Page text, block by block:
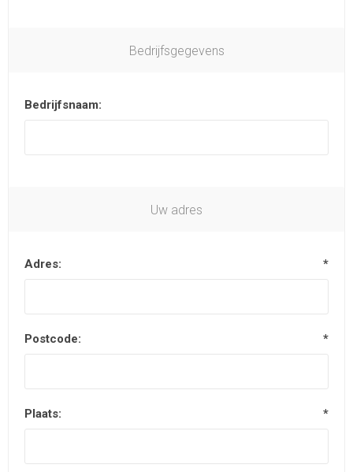
Bedrijfsgegevens
Bedrijfsnaam:
Uw adres
Adres: *
Postcode: *
Plaats: *